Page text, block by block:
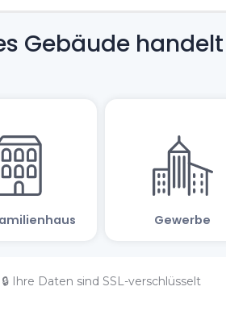
🔒 Ihre Daten sind SSL-verschlüsselt